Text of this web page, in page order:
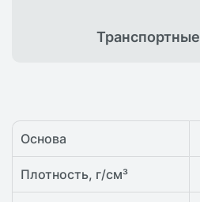
Транспортные
Основа
Плотность, г/см³